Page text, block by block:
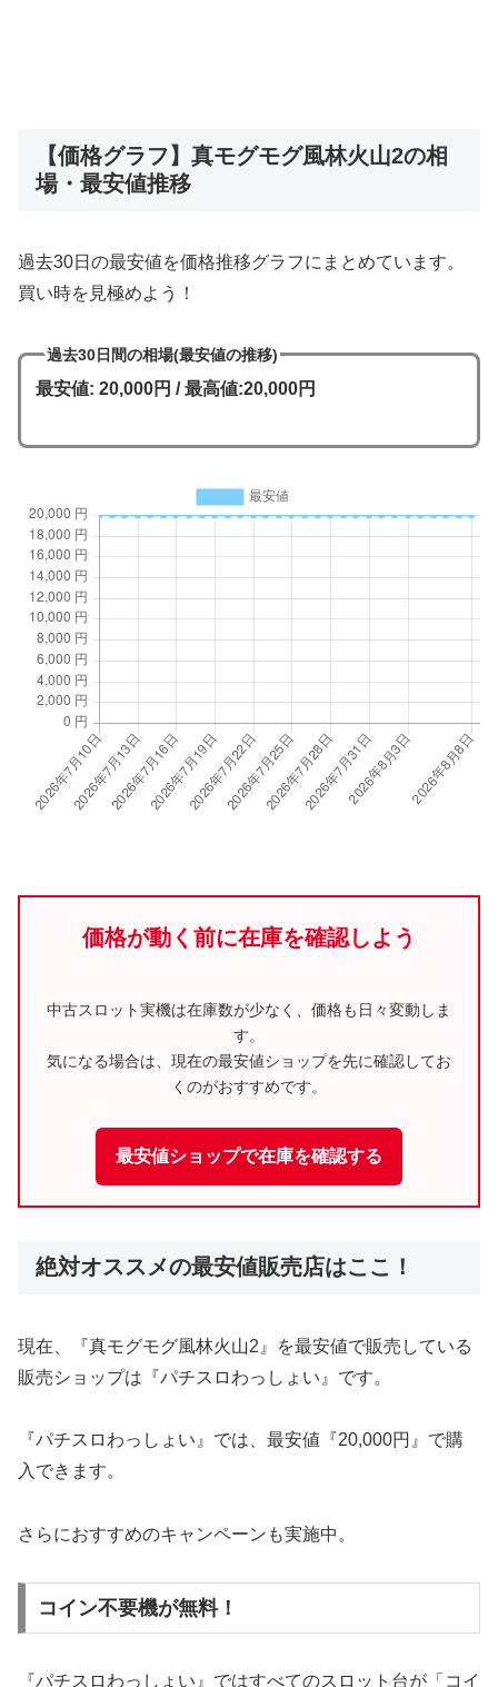
【価格グラフ】真モグモグ風林火山2の相
場・最安値推移
過去30日の最安値を価格推移グラフにまとめています。
買い時を見極めよう！
過去30日間の相場(最安値の推移)
最安値: 20,000円 / 最高値:20,000円
価格が動く前に在庫を確認しよう
中古スロット実機は在庫数が少なく、価格も日々変動しま
す。
気になる場合は、現在の最安値ショップを先に確認してお
くのがおすすめです。
最安値ショップで在庫を確認する
絶対オススメの最安値販売店はここ！
現在、『真モグモグ風林火山2』を最安値で販売している
販売ショップは『パチスロわっしょい』です。
『パチスロわっしょい』では、最安値『20,000円』で購
入できます。
さらにおすすめのキャンペーンも実施中。
コイン不要機が無料！
『パチスロわっしょい』ではすべてのスロット台が「コイ